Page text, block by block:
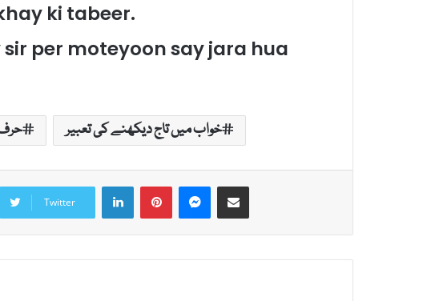
ki tabeer.
per moteyoon say jara hua
خواب میں تاج دیکھنے کی تعبیر
Twitter
LinkedInPinterestMessenger
Share via Email